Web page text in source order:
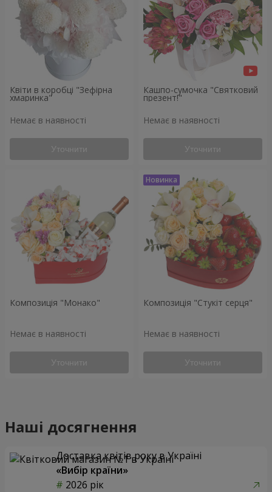
Квіти в коробці "Зефірна
хмаринка"
Немає в наявності
Уточнити
Кашпо-сумочка "Святковий
презент!"
Немає в наявності
Уточнити
Композиція "Монако"
Немає в наявності
Уточнити
Композиція "Стукіт серця"
Немає в наявності
Уточнити
Наші досягнення
Доставка квітів року в Україні
«Вибір країни»
2026 рік